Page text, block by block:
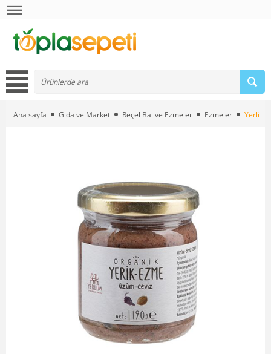
Ana sayfa Gıda ve Market Reçel Bal ve Ezmeler Ezmeler Yerlim